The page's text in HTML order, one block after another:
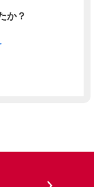
か？